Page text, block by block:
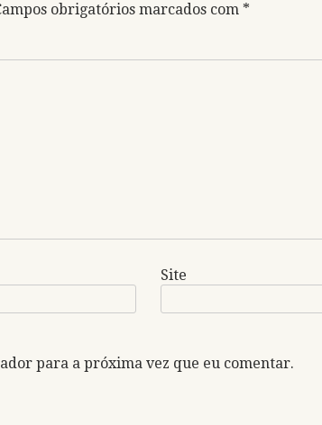
obrigatórios marcados com *
Site
para a próxima vez que eu comentar.